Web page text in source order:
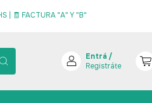
| 🧾 FACTURA "A" Y "B"
Entrá /
Registráte